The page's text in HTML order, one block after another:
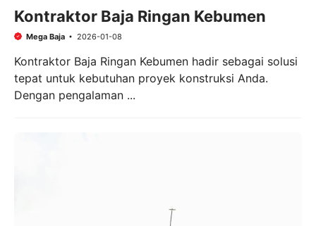
Kontraktor Baja Ringan Kebumen
Mega Baja 2026-01-08
Kontraktor Baja Ringan Kebumen hadir sebagai solusi
tepat untuk kebutuhan proyek konstruksi Anda.
Dengan pengalaman ...